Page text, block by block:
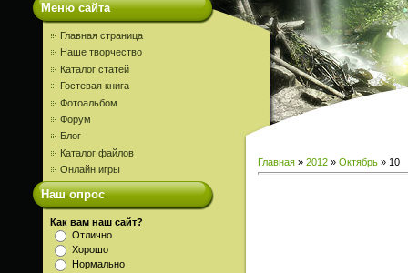
Меню сайта
Главная страница
Наше творчество
Каталог статей
Гостевая книга
Фотоальбом
Форум
Блог
Каталог файлов
Онлайн игры
Наш опрос
Как вам наш сайт?
Отлично
Хорошо
Нормально
Главная » 2012 » Октябрь » 10